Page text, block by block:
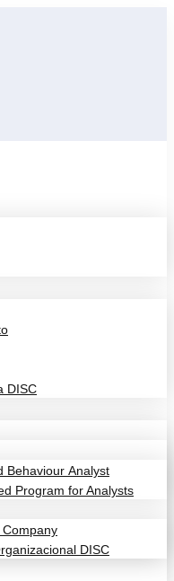
DISC
Behaviour Analyst
Program for Analysts
DISC